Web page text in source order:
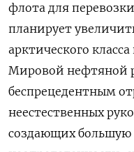
флота для
планирует
арктического класса
Мировой нефтяной
беспрецедентным
неестественных
создающих большую